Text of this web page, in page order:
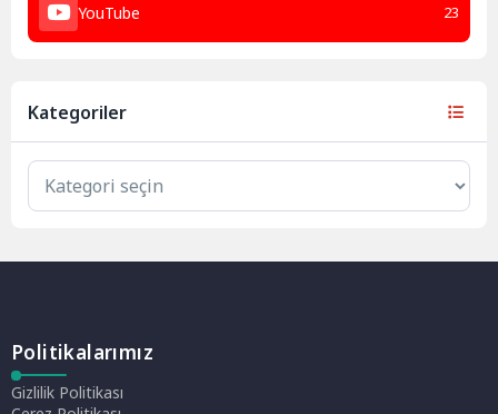
YouTube 23
Kategoriler
Politikalarımız
Gizlilik Politikası